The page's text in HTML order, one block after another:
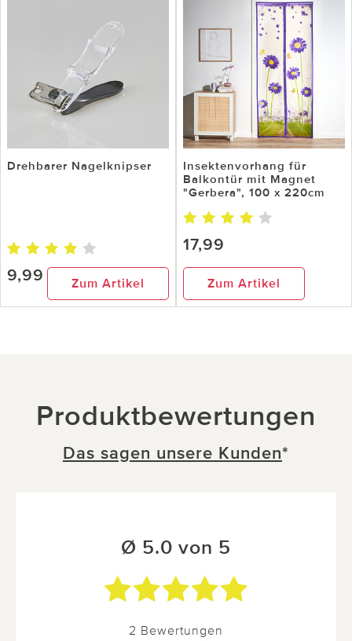
Drehbarer Nagelknipser
9,99 Zum Artikel
Insektenvorhang für
Balkontür mit Magnet
"Gerbera", 100 x 220cm
17,99
Zum Artikel
Produktbewertungen
Das sagen unsere Kunden*
Ø 5.0 von 5
2 Bewertungen